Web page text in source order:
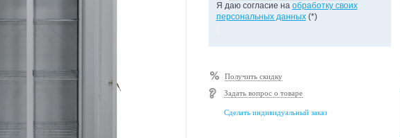
Я даю согласие на обработку своих
персональных данных(*)
Получить скидку
Задать вопрос о товаре
Сделать индивидуальный заказ